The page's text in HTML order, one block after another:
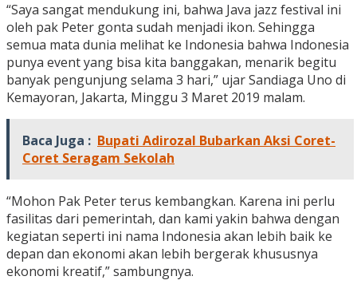
“Saya sangat mendukung ini, bahwa Java jazz festival ini
oleh pak Peter gonta sudah menjadi ikon. Sehingga
semua mata dunia melihat ke Indonesia bahwa Indonesia
punya event yang bisa kita banggakan, menarik begitu
banyak pengunjung selama 3 hari,” ujar Sandiaga Uno di
Kemayoran, Jakarta, Minggu 3 Maret 2019 malam.
Baca Juga : Bupati Adirozal Bubarkan Aksi Coret-
Coret Seragam Sekolah
“Mohon Pak Peter terus kembangkan. Karena ini perlu
fasilitas dari pemerintah, dan kami yakin bahwa dengan
kegiatan seperti ini nama Indonesia akan lebih baik ke
depan dan ekonomi akan lebih bergerak khususnya
ekonomi kreatif,” sambungnya.